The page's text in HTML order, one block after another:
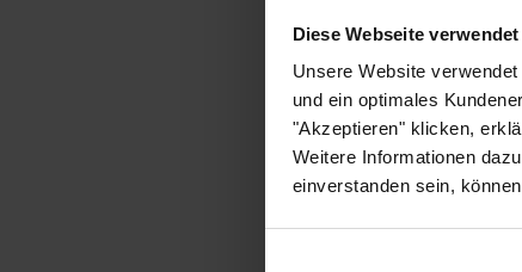
Diese Webseite
Unsere Website
und ein optimales
"Akzeptieren" klicken,
Weitere Informationen
einverstanden sein,
So